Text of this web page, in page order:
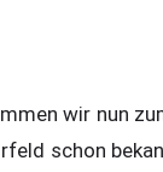
wir nun
schon